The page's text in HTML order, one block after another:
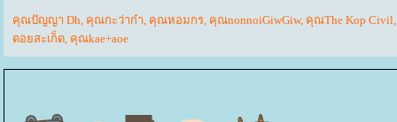
คุณปัญญา Dh, คุณกะว่าก๋า, คุณหอมกร, คุณnonnoiGiwGiw, คุณThe Kop Civil
ดอยสะเก็ด, คุณkae+aoe